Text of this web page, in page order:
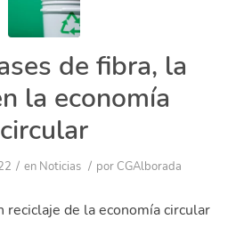
de fibra, la
la economía
circular
/ en Noticias / por CGAlborada
reciclaje de la economía circular